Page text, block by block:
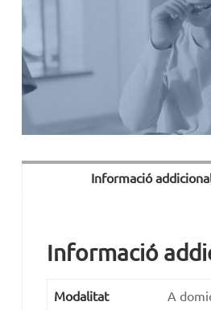
Informació
Informació
Modalitat A